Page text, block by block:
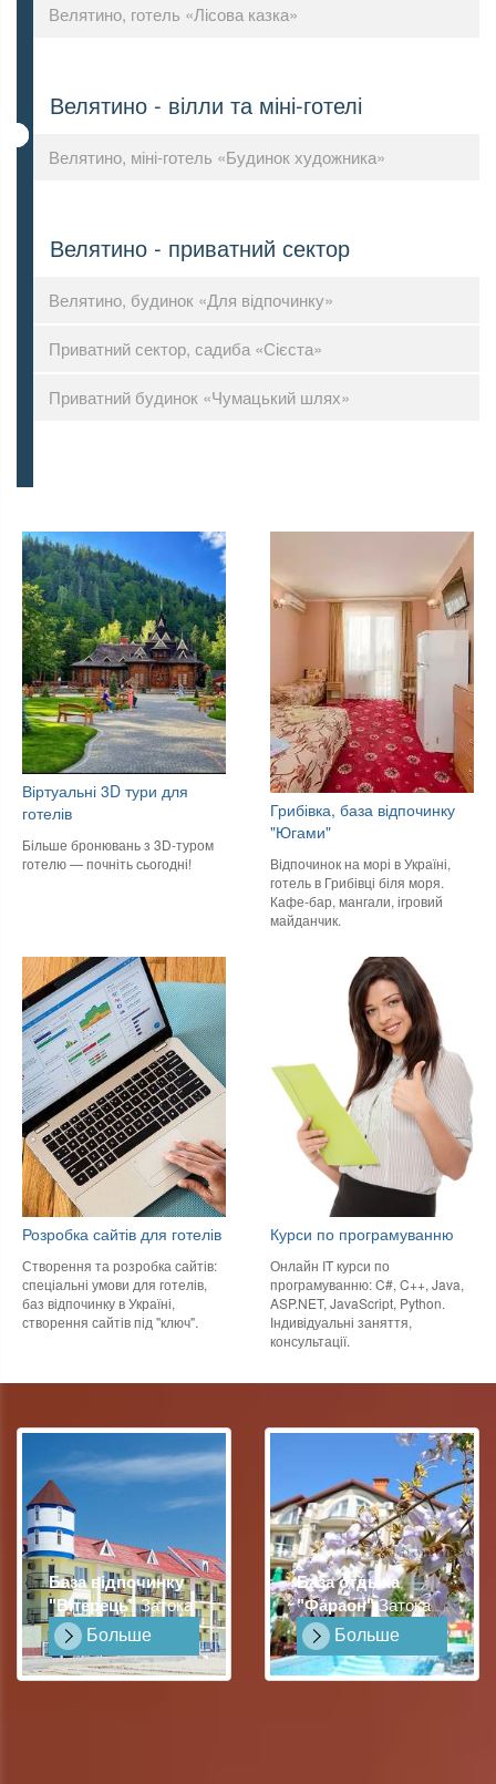
Велятино, готель «Лісова казка»
Велятино - вілли та міні-готелі
Велятино, міні-готель «Будинок художника»
Велятино - приватний сектор
Велятино, будинок «Для відпочинку»
Приватний сектор, садиба «Сієста»
Приватний будинок «Чумацький шлях»
Віртуальні 3D тури для
готелів
Більше бронювань з 3D-туром
готелю — почніть сьогодні!
Грибівка, база відпочинку
"Югами"
Відпочинок на морі в Україні,
готель в Грибівці біля моря.
Кафе-бар, мангали, ігровий
майданчик.
Розробка сайтів для готелів
Створення та розробка сайтів:
спеціальні умови для готелів,
баз відпочинку в Україні,
створення сайтів під "ключ".
Курси по програмуванню
Онлайн IT курси по
програмуванню: C#, C++, Java,
ASP.NET, JavaScript, Python.
Індивідуальні заняття,
консультації.
База відпочинку
"Вітерець"Затока
Больше
База отдыха
"Фараон"Затока
Больше